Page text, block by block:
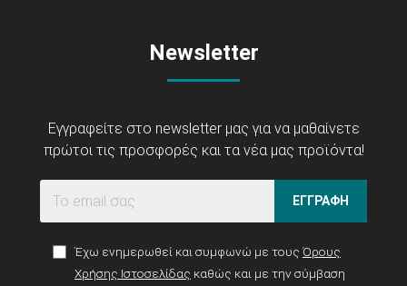
Newsletter
Εγγραφείτε στο newsletter μας για να μαθαίνετε
πρώτοι τις προσφορές και τα νέα μας προϊόντα!
ΕΓΓΡΑΦΗ
Έχω ενημερωθεί και συμφωνώ με τους Όρους
Χρήσης Ιστοσελίδας καθώς και με την σύμβαση